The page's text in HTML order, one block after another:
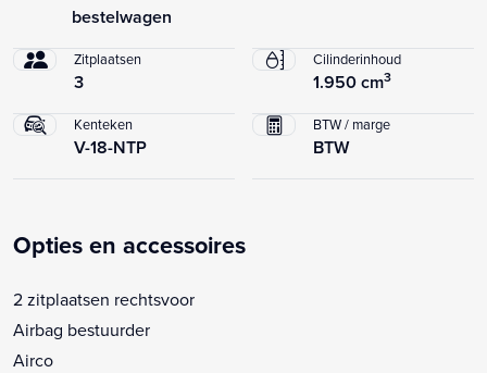
bestelwagen
Zitplaatsen
3
Cilinderinhoud
1.950 cm3
Kenteken
V-18-NTP
BTW / marge
BTW
Opties en accessoires
2 zitplaatsen rechtsvoor
Airbag bestuurder
Airco